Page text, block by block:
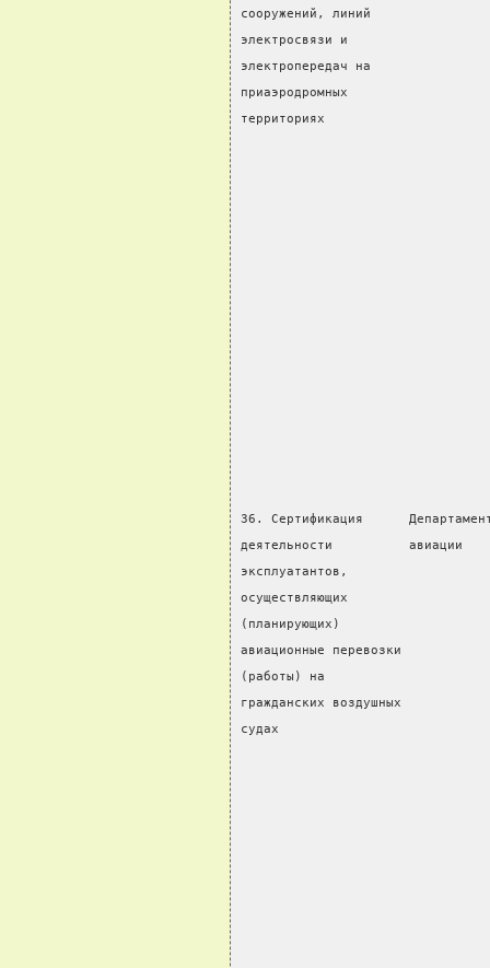
сооружений, линий
электросвязи и
электропередач на
приаэродромных
территориях
36. Сертификация
деятельности
эксплуатантов,
осуществляющих
(планирующих)
авиационные перевозки
(работы) на
гражданских воздушных
судах